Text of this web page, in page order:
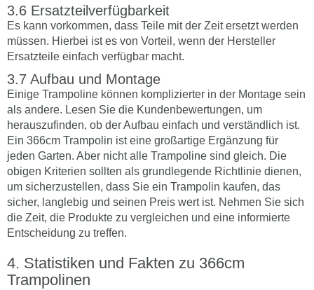
Ersatzteilverfügbarkeit
Es kann vorkommen, dass Teile mit der Zeit ersetzt werden
müssen. Hierbei ist es von Vorteil, wenn der Hersteller
Ersatzteile einfach verfügbar macht.
Aufbau und Montage
Einige Trampoline können komplizierter in der Montage sein
als andere. Lesen Sie die Kundenbewertungen, um
herauszufinden, ob der Aufbau einfach und verständlich ist.
Ein 366cm Trampolin ist eine großartige Ergänzung für
jeden Garten. Aber nicht alle Trampoline sind gleich. Die
obigen Kriterien sollten als grundlegende Richtlinie dienen,
um sicherzustellen, dass Sie ein Trampolin kaufen, das
sicher, langlebig und seinen Preis wert ist. Nehmen Sie sich
die Zeit, die Produkte zu vergleichen und eine informierte
Entscheidung zu treffen.
Statistiken und Fakten zu 366cm
Trampolinen